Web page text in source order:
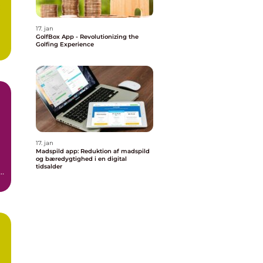
17. jan
GolfBox App - Revolutionizing the
Golfing Experience
17. jan
Madspild app: Reduktion af madspild
og bæredygtighed i en digital
tidsalder